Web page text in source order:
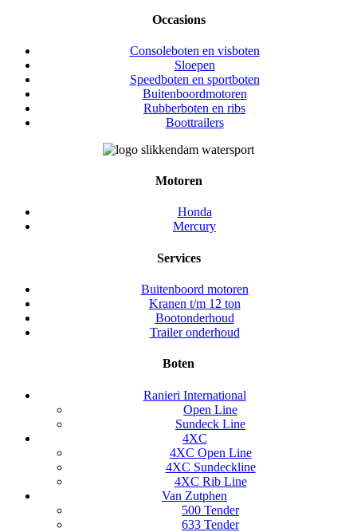
Occasions
Consoleboten en visboten
Sloepen
Speedboten en sportboten
Buitenboordmotoren
Rubberboten en ribs
Boottrailers
Motoren
Honda
Mercury
Services
Buitenboord motoren
Kranen t/m 12 ton
Bootonderhoud
Trailer onderhoud
Boten
Ranieri International
Open Line
Sundeck Line
4XC
4XC Open Line
4XC Sundeckline
4XC Rib Line
Van Zutphen
500 Tender
633 Tender